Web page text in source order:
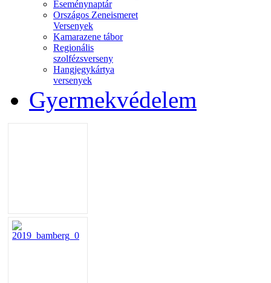
Eseménynaptár
Országos Zeneismeret
Versenyek
Kamarazene tábor
Regionális
szolfézsverseny
Hangjegykártya
versenyek
Gyermekvédelem